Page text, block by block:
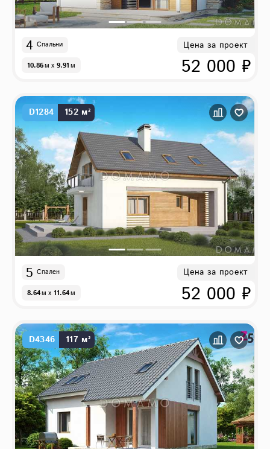
4 Спальни
10.86м x 9.91м
Цена за проект
52 000 ₽
D1284 152 м²
5 Спален
8.64м x 11.64м
Цена за проект
52 000 ₽
D4346 117 м²